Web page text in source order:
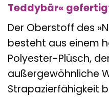
Teddybär«
Der Oberstoff des
besteht aus einem
Polyester-Plüsch,
außergewöhnliche
Strapazierfähigkeit